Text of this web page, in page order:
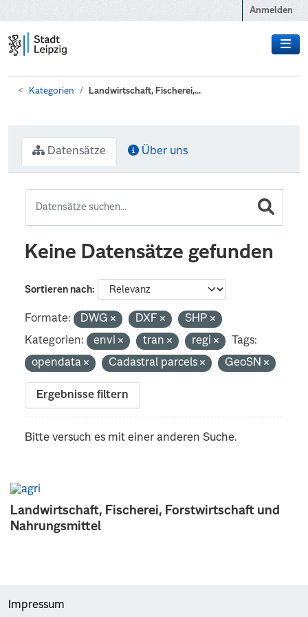
Anmelden
Kategorien Landwirtschaft, Fischerei,...
Landwirtschaft, Fischerei, Forstwirtschaft und
Nahrungsmittel
Datensätze Über uns
Keine Datensätze gefunden
Sortieren nach
Formate: DWG DXF
SHP
Kategorien:
envi tran regi
Tags:
opendata
Cadastral parcels GeoSN
Ergebnisse filtern
Bitte versuch es mit einer anderen Suche.
Impressum